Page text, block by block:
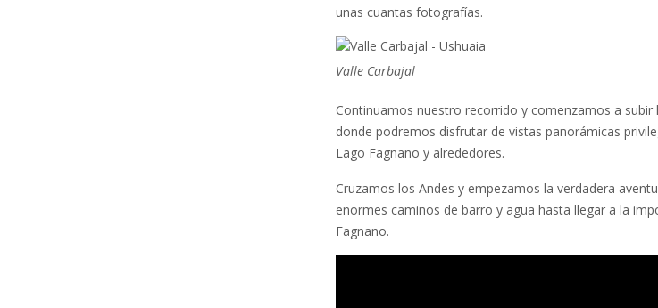
unas cuantas fotografías.
Valle Carbajal
Continuamos nuestro recorrido y comenzamos a subir
donde podremos disfrutar de vistas panorámicas
Lago Fagnano y alrededores.
Cruzamos los Andes y empezamos la verdadera
enormes caminos de barro y agua hasta llegar a la
Fagnano.